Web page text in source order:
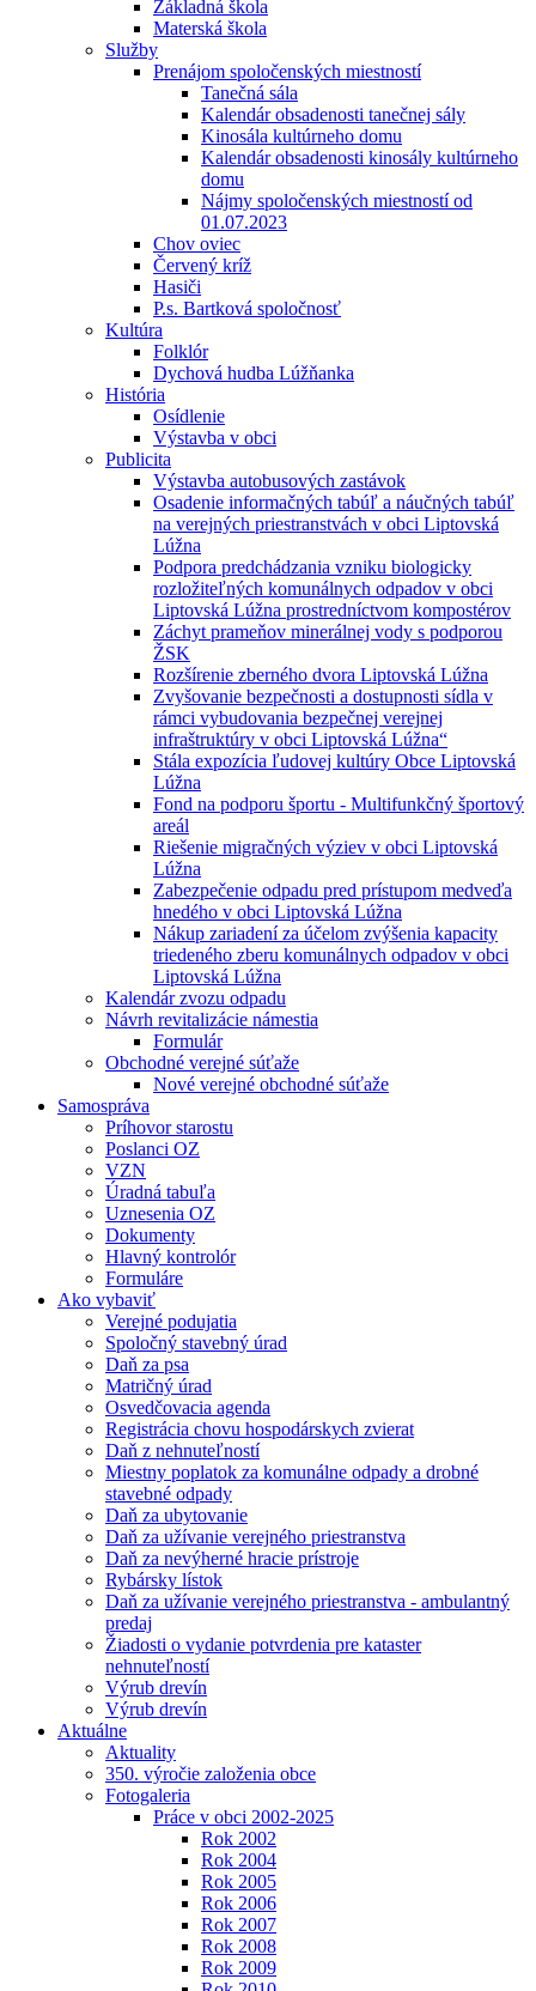
Základná škola
Materská škola
Služby
Prenájom spoločenských miestností
Tanečná sála
Kalendár obsadenosti tanečnej sály
Kinosála kultúrneho domu
Kalendár obsadenosti kinosály kultúrneho
domu
Nájmy spoločenských miestností od
01.07.2023
Chov oviec
Červený kríž
Hasiči
P.s. Bartková spoločnosť
Kultúra
Folklór
Dychová hudba Lúžňanka
História
Osídlenie
Výstavba v obci
Publicita
Výstavba autobusových zastávok
Osadenie informačných tabúľ a náučných tabúľ
na verejných priestranstvách v obci Liptovská
Lúžna
Podpora predchádzania vzniku biologicky
rozložiteľných komunálnych odpadov v obci
Liptovská Lúžna prostredníctvom kompostérov
Záchyt prameňov minerálnej vody s podporou
ŽSK
Rozšírenie zberného dvora Liptovská Lúžna
Zvyšovanie bezpečnosti a dostupnosti sídla v
rámci vybudovania bezpečnej verejnej
infraštruktúry v obci Liptovská Lúžna“
Stála expozícia ľudovej kultúry Obce Liptovská
Lúžna
Fond na podporu športu - Multifunkčný športový
areál
Riešenie migračných výziev v obci Liptovská
Lúžna
Zabezpečenie odpadu pred prístupom medveďa
hnedého v obci Liptovská Lúžna
Nákup zariadení za účelom zvýšenia kapacity
triedeného zberu komunálnych odpadov v obci
Liptovská Lúžna
Kalendár zvozu odpadu
Návrh revitalizácie námestia
Formulár
Obchodné verejné súťaže
Nové verejné obchodné súťaže
Samospráva
Príhovor starostu
Poslanci OZ
VZN
Úradná tabuľa
Uznesenia OZ
Dokumenty
Hlavný kontrolór
Formuláre
Ako vybaviť
Verejné podujatia
Spoločný stavebný úrad
Daň za psa
Matričný úrad
Osvedčovacia agenda
Registrácia chovu hospodárskych zvierat
Daň z nehnuteľností
Miestny poplatok za komunálne odpady a drobné
stavebné odpady
Daň za ubytovanie
Daň za užívanie verejného priestranstva
Daň za nevýherné hracie prístroje
Rybársky lístok
Daň za užívanie verejného priestranstva - ambulantný
predaj
Žiadosti o vydanie potvrdenia pre kataster
nehnuteľností
Výrub drevín
Výrub drevín
Aktuálne
Aktuality
350. výročie založenia obce
Fotogaleria
Práce v obci 2002-2025
Rok 2002
Rok 2004
Rok 2005
Rok 2006
Rok 2007
Rok 2008
Rok 2009